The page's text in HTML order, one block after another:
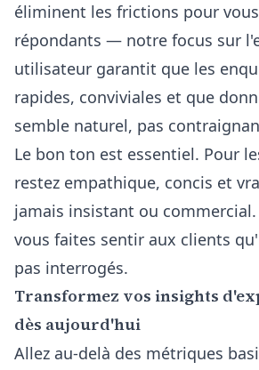
éliminent les frictions pour
répondants — notre focus sur
utilisateur garantit que les
rapides, conviviales et que
semble naturel, pas
Le bon ton est essentiel. Pour
restez empathique, concis et
jamais insistant ou
vous faites sentir aux clients
pas interrogés.
Transformez vos insights
dès aujourd'hui
Allez au-delà des métriques